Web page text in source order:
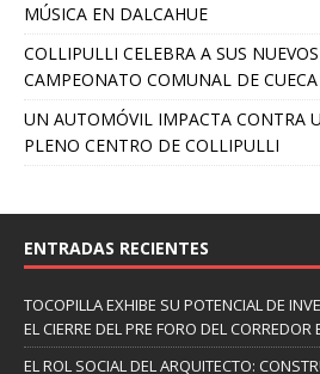
MÚSICA EN DALCAHUE
COLLIPULLI CELEBRA A SUS
CAMPEONATO COMUNAL DE CUECA
UN AUTOMÓVIL IMPACTA CONTRA
PLENO CENTRO DE COLLIPULLI
ENTRADAS RECIENTES
TOCOPILLA EXHIBE SU POTENCIAL DE
EL CIERRE DEL PRE FORO DEL CORREDOR
EL ROL SOCIAL DEL ARQUITECTO: